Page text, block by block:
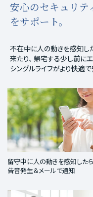
安心のセキュリ
をサポート。
不在中に人の動きを感知し
来たり、 帰宅する少し前に
シングルライフがより快適
留守中に人の動きを感知した
告音発生＆メールで通知